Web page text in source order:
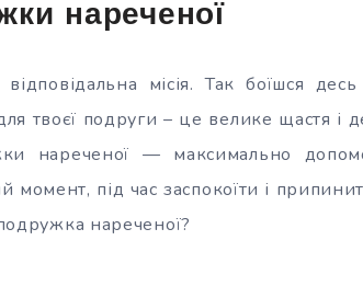
нареченої
місія. Так боїшся
твоєї подруги – це велике щастя і
нареченої — максимально
момент, під час заспокоїти і
нареченої?